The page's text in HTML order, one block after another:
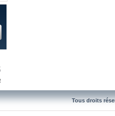
Tous droits